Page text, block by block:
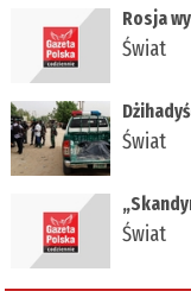
Rosja
Świat
Świat
Świat